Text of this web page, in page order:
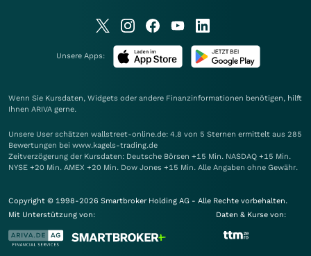
Unsere Apps:
Wenn Sie Kursdaten, Widgets oder andere Finanzinformationen benötigen, hilft
Ihnen ARIVA gerne.
Unsere User schätzen wallstreet-online.de: 4.8 von 5 Sternen ermittelt aus 285
Bewertungen bei www.kagels-trading.de
Zeitverzögerung der Kursdaten: Deutsche Börsen +15 Min. NASDAQ +15 Min.
NYSE +20 Min. AMEX +20 Min. Dow Jones +15 Min. Alle Angaben ohne Gewähr.
Copyright © 1998-2026 Smartbroker Holding AG - Alle Rechte vorbehalten.
Mit Unterstützung von:
Daten & Kurse von: